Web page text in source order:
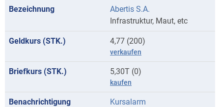
Abertis S.A.
Infrastruktur, Maut, etc
4,77 (200)
verkaufen
5,30T (0)
kaufen
Kursalarm